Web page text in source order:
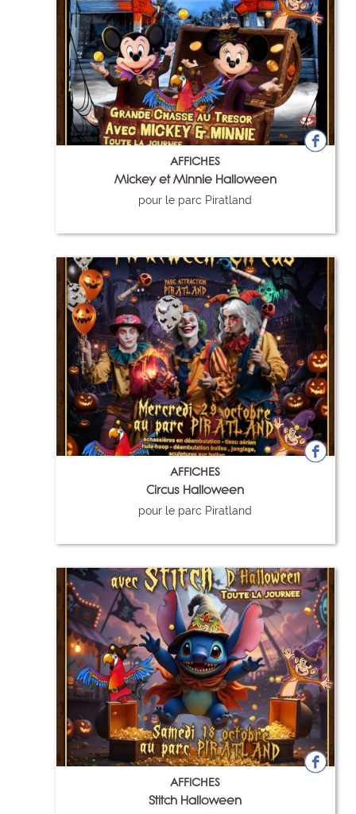
AFFICHES
Mickey et Minnie Halloween
pour le parc Piratland
AFFICHES
Circus Halloween
pour le parc Piratland
AFFICHES
Stitch Halloween